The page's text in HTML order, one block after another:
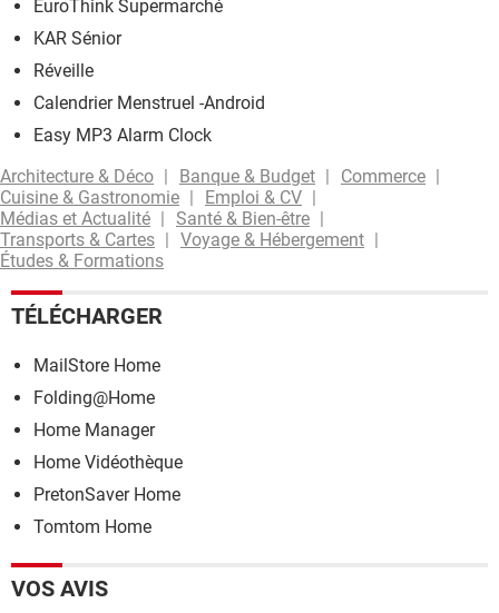
EuroThink Supermarché
KAR Sénior
Réveille
Calendrier Menstruel -Android
Easy MP3 Alarm Clock
Architecture & Déco
Banque & Budget
Commerce
Cuisine & Gastronomie
Emploi & CV
Médias et Actualité
Santé & Bien-être
Transports & Cartes
Voyage & Hébergement
Études & Formations
TÉLÉCHARGER
MailStore Home
Folding@Home
Home Manager
Home Vidéothèque
PretonSaver Home
Tomtom Home
VOS AVIS